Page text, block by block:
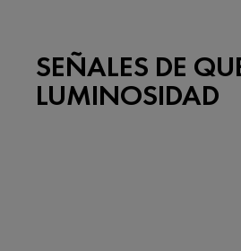
SEÑALES DE
LUMINOSIDAD